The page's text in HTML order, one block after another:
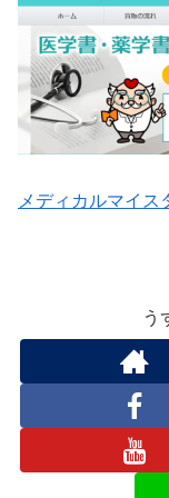
メディカルマイス
う